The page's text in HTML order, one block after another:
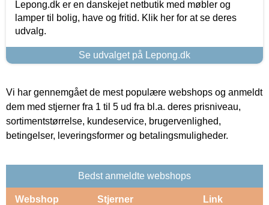
Lepong.dk er en danskejet netbutik med møbler og
lamper til bolig, have og fritid. Klik her for at se deres
udvalg.
Se udvalget på Lepong.dk
Vi har gennemgået de mest populære webshops og anmeldt
dem med stjerner fra 1 til 5 ud fra bl.a. deres prisniveau,
sortimentstørrelse, kundeservice, brugervenlighed,
betingelser, leveringsformer og betalingsmuligheder.
Bedst anmeldte webshops
Webshop Stjerner Link